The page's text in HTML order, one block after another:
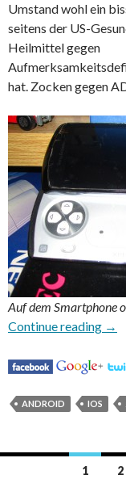
Umstand wohl ein
seitens der US-
Heilmittel gegen
hat. Zocken gegen
Auf dem Smartphone
Continue reading →
ANDROID IOS
1 2